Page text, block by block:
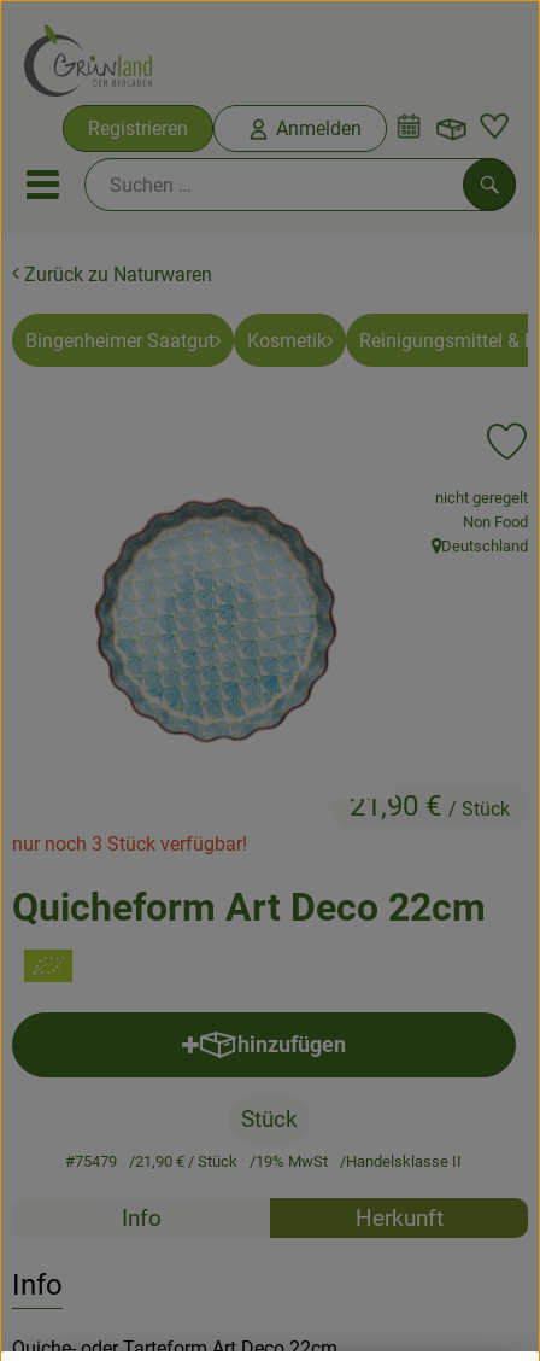
Registrieren Anmelden
Mobiles Menu öffnen oder
Ökokisten
Bio-Kochkisten
Obst & Gemüse
Frisches
Angebote & Neues
Naturwaren
Vorratskammer
So geht’s
Über Grünland
Blog
Zurück zu Naturwaren
Bingenheimer Saatgut Kosmetik Reinigungsmittel &
Quicheform Art Deco 22cm
21,90 € / Stück
nur noch 3 Stück verfügbar!
, Verband:
nicht geregelt
,Non Food
, Herkunft:
Deutschland
hinzufügen
Produkt zum Warenkorb
Stück
#75479 21,90 €/ Stück 19% MwSt Handelsklasse II
Rezepte
Info Herkunft
Info
Quiche- oder Tarteform Art Deco 22cm